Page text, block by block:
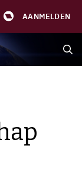
AANMELDEN